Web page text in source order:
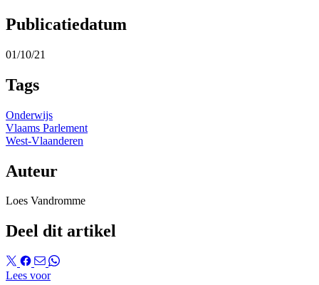
Publicatiedatum
01/10/21
Tags
Onderwijs
Vlaams Parlement
West-Vlaanderen
Auteur
Loes Vandromme
Deel dit artikel
Lees voor